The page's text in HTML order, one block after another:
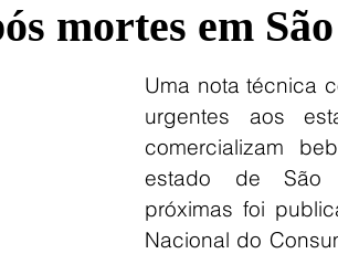
mortes em
Uma nota técnica
urgentes aos
comercializam
estado de São
próximas foi
Nacional do